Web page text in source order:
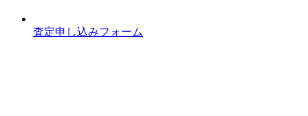
査定申し込みフォーム